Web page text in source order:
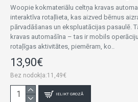
Woopie kokmateriālu celtņa kravas
interaktīva rotaļlieta, kas aizved bērnus
pārvadāšanas un ekspluatācijas pasaulē.
kravas automašīna – tas ir mobils
rotaļīgas aktivitātes, piemēram, ko..
13,90€
Bez nodokļa:11,49€
IELIKT GROZĀ